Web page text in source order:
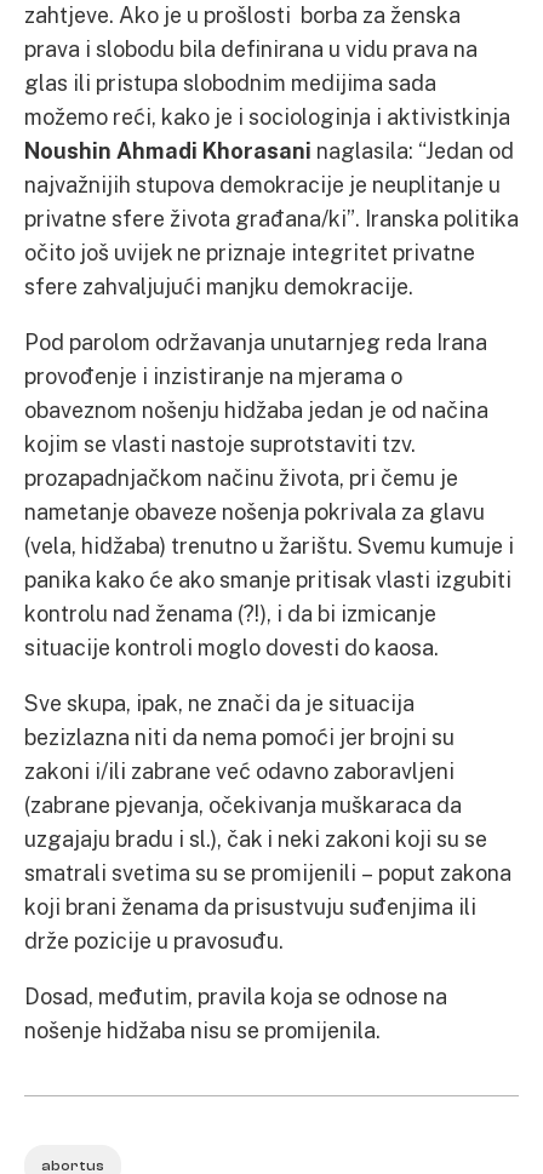
zahtjeve. Ako je u prošlosti borba za ženska
prava i slobodu bila definirana u vidu prava na
glas ili pristupa slobodnim medijima sada
možemo reći, kako je i sociologinja i aktivistkinja
Noushin Ahmadi Khorasani naglasila: “Jedan od
najvažnijih stupova demokracije je neuplitanje u
privatne sfere života građana/ki”. Iranska politika
očito još uvijek ne priznaje integritet privatne
sfere zahvaljujući manjku demokracije.
Pod parolom održavanja unutarnjeg reda Irana
provođenje i inzistiranje na mjerama o
obaveznom nošenju hidžaba jedan je od načina
kojim se vlasti nastoje suprotstaviti tzv.
prozapadnjačkom načinu života, pri čemu je
nametanje obaveze nošenja pokrivala za glavu
(vela, hidžaba) trenutno u žarištu. Svemu kumuje i
panika kako će ako smanje pritisak vlasti izgubiti
kontrolu nad ženama (?!), i da bi izmicanje
situacije kontroli moglo dovesti do kaosa.
Sve skupa, ipak, ne znači da je situacija
bezizlazna niti da nema pomoći jer brojni su
zakoni i/ili zabrane već odavno zaboravljeni
(zabrane pjevanja, očekivanja muškaraca da
uzgajaju bradu i sl.), čak i neki zakoni koji su se
smatrali svetima su se promijenili – poput zakona
koji brani ženama da prisustvuju suđenjima ili
drže pozicije u pravosuđu.
Dosad, međutim, pravila koja se odnose na
nošenje hidžaba nisu se promijenila.
abortus